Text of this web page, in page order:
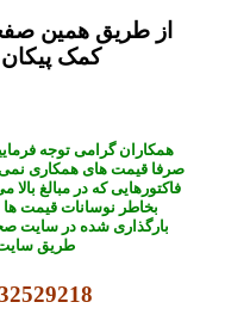
از طریق همین
کمک پیکان
همکاران گرامی توجه
صرفا قیمت های همکاری نمی
فاکتورهایی که در مبالغ
بخاطر نوسانات قیمت
بارگذاری شده در سایت
طریق سایت